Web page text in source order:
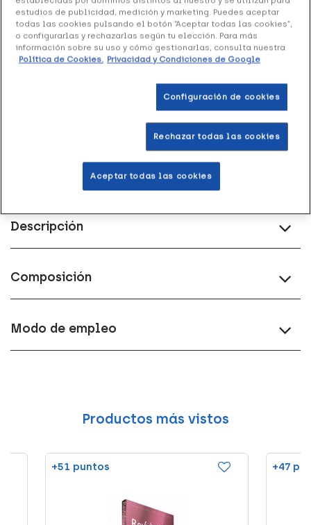
Entrega rápida y gratuita en farmacia
puntos Healthies
Descripción
Composición
Modo de empleo
Productos más vistos
+51 puntos +47
estudios de publicidad, medición y marketing. Puedes aceptar
todas las cookies pulsando el botón “Aceptar todas las cookies”,
o configurarlas y rechazarlas según tu elección. Para más
información sobre su uso y cómo gestionarlas, consulta nuestra
Política de Cookies. Privacidad y Condiciones de Google
Configuración de cookies
Rechazar todas las cookies
Aceptar todas las cookies